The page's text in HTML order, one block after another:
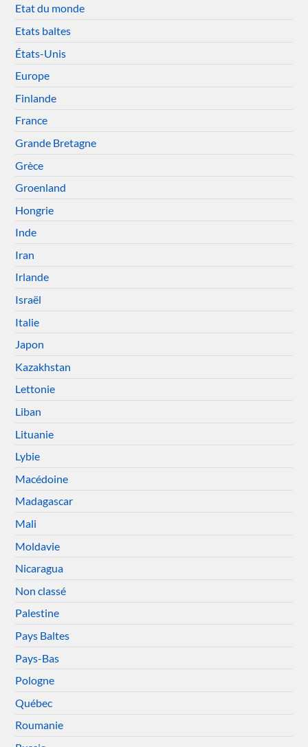
Etat du monde
Etats baltes
États-Unis
Europe
Finlande
France
Grande Bretagne
Grèce
Groenland
Hongrie
Inde
Iran
Irlande
Israël
Italie
Japon
Kazakhstan
Lettonie
Liban
Lituanie
Lybie
Macédoine
Madagascar
Mali
Moldavie
Nicaragua
Non classé
Palestine
Pays Baltes
Pays-Bas
Pologne
Québec
Roumanie